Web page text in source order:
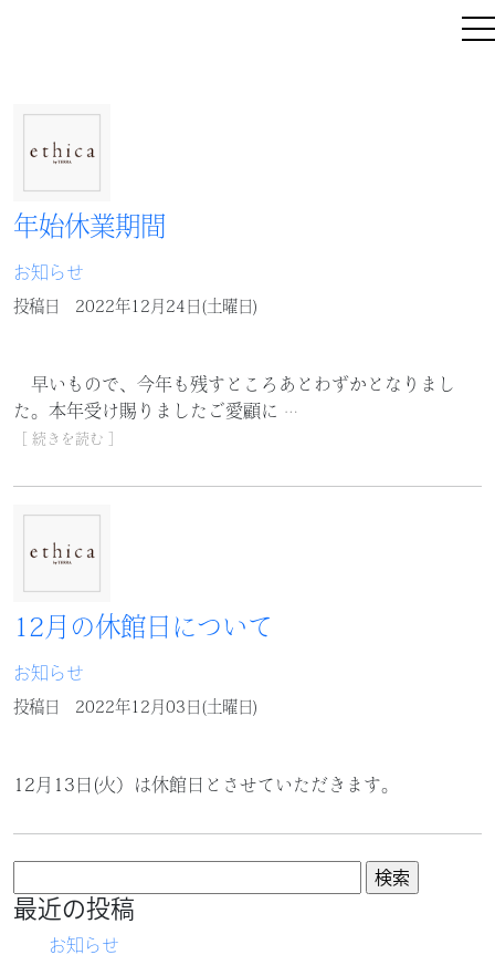
年始休業期間
お知らせ
投稿日 2022年12月24日(土曜日)
早いもので、今年も残すところあとわずかとなりまし
た。本年受け賜りましたご愛顧に
…
［ 続きを読む ］
12月の休館日について
お知らせ
投稿日 2022年12月03日(土曜日)
12月13日(火）は休館日とさせていただきます。
索:
最近の投稿
お知らせ